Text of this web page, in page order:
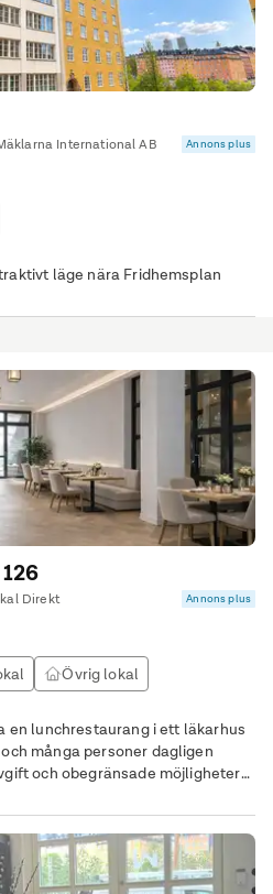
International AB Annons plus
läge nära Fridhemsplan
Direkt Annons plus
Övrig lokal
en lunchrestaurang i ett läkarhus
många personer dagligen
och obegränsade möjligheter